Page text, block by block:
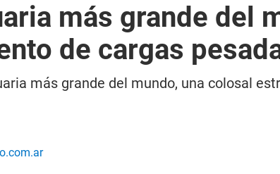
más grande del
de cargas
más grande del mundo, una colosal